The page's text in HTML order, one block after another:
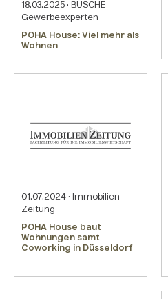
18.03.2025 · BUSCHE
Gewerbeexperten
POHA House: Viel mehr als
Wohnen
01.07.2024 · Immobilien
Zeitung
POHA House baut
Wohnungen samt
Coworking in Düsseldorf